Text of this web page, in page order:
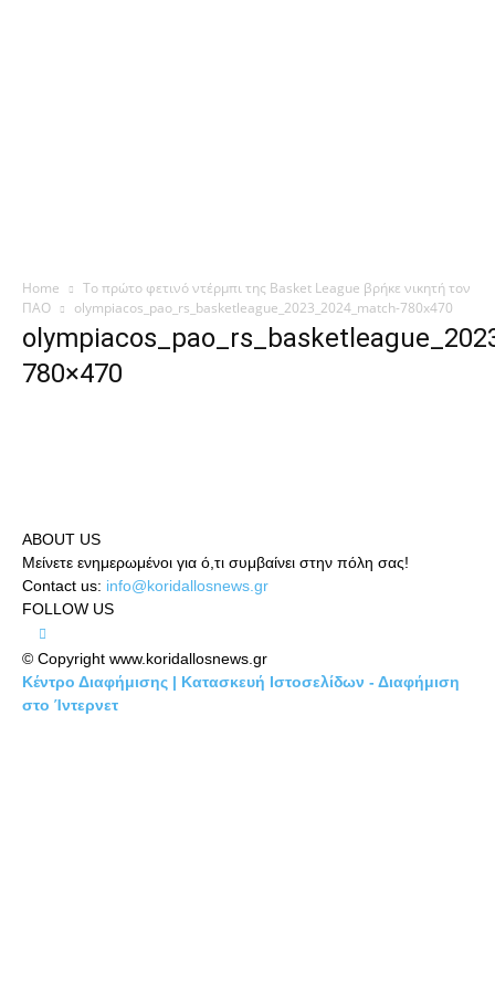
Home
Το πρώτο φετινό ντέρμπι της Basket League βρήκε νικητή τον
ΠΑΟ
olympiacos_pao_rs_basketleague_2023_2024_match-780x470
780×470
ABOUT US
Μείνετε ενημερωμένοι για ό,τι συμβαίνει στην πόλη σας!
Contact us: info@koridallosnews.gr
FOLLOW US
© Copyright www.koridallosnews.gr
Κέντρο Διαφήμισης | Κατασκευή Ιστοσελίδων - Διαφήμιση
στο Ίντερνετ